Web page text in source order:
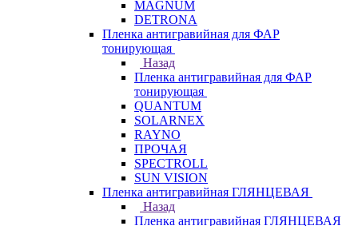
MAGNUM
DETRONA
Пленка антигравийная для ФАР
тонирующая
Назад
Пленка антигравийная для ФАР
тонирующая
QUANTUM
SOLARNEX
RAYNO
ПРОЧАЯ
SPECTROLL
SUN VISION
Пленка антигравийная ГЛЯНЦЕВАЯ
Назад
Пленка антигравийная ГЛЯНЦЕВАЯ